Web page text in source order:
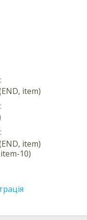
item)
item)
10)